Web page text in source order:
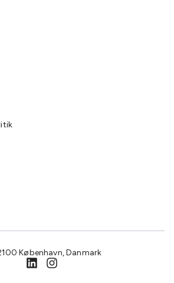
København, Danmark